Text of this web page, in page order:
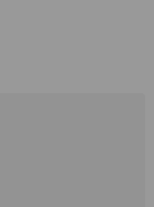
eins erhöhen